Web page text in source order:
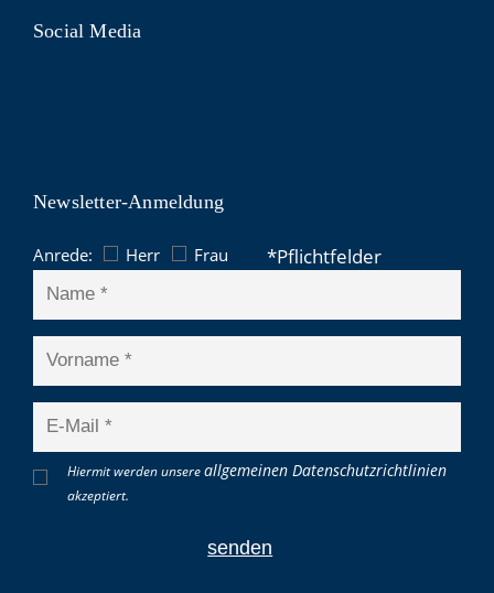
Social Media
Newsletter-Anmeldung
Anrede: Herr Frau
Hiermit werden unsereallgemeinen Datenschutzrichtlinien
akzeptiert.